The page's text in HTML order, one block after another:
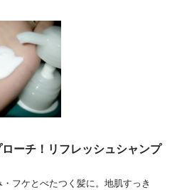
ーチ！リフレッシュシャンプ
フケとべたつく髪に。地肌すっき